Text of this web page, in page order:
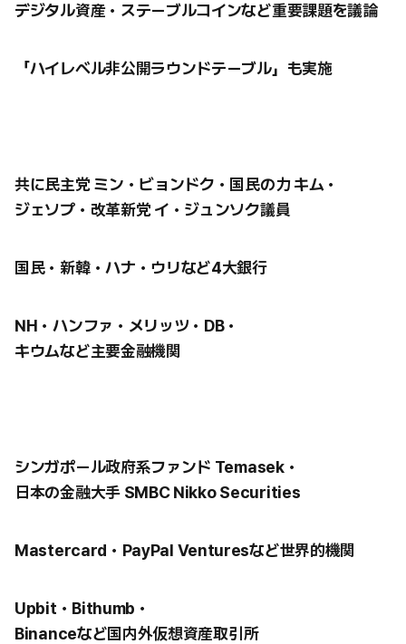
デジタル資産・ステーブルコインなど重要課題を議論
「ハイレベル非公開ラウンドテーブル」も実施
共に民主党 ミン・ビョンドク・国民の力 キム・
ジェソプ・改革新党 イ・ジュンソク議員
国民・新韓・ハナ・ウリなど4大銀行
NH・ハンファ・メリッツ・DB・
キウムなど主要金融機関
シンガポール政府系ファンド Temasek・
日本の金融大手 SMBC Nikko Securities
Mastercard・PayPal Venturesなど世界的機関
Upbit・Bithumb・
Binanceなど国内外仮想資産取引所